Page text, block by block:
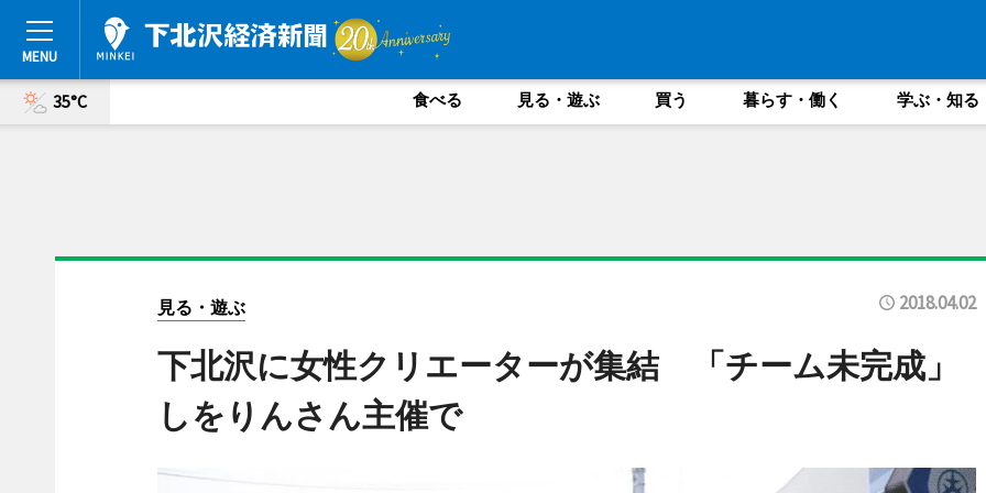
35°C 食べる 見る・遊ぶ 買う 暮らす・働く 学ぶ・知る
見る・遊ぶ 2018.04.02
下北沢に女性クリエーターが集結 「チーム未完成」
しをりんさん主催で